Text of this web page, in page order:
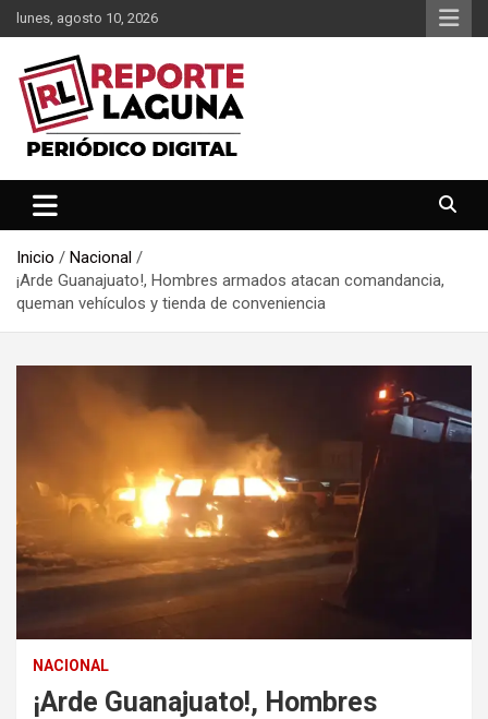
Saltar
al
contenido
lunes, agosto 10, 2026
Reporte Laguna
Inicio
Nacional
¡Arde Guanajuato!, Hombres armados atacan comandancia,
queman vehículos y tienda de conveniencia
NACIONAL
¡Arde Guanajuato!, Hombres